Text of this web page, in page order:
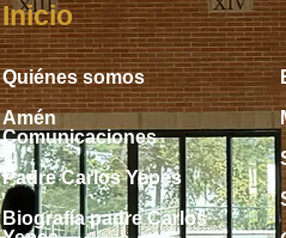
Inicio
Quiénes somos
Amén
Comunicaciones
Padre Carlos Yepes
Biografía padre Carlos